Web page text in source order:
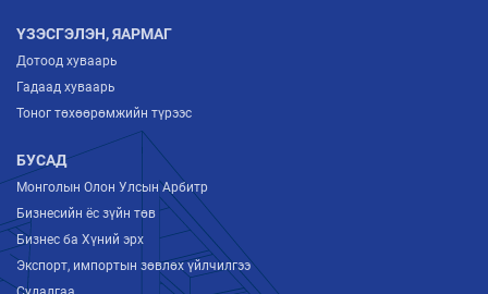
ҮЗЭСГЭЛЭН, ЯАРМАГ
Дотоод хуваарь
Гадаад хуваарь
Тоног төхөөрөмжийн түрээс
БУСАД
Монголын Олон Улсын Арбитр
Бизнесийн ёс зүйн төв
Бизнес ба Хүний эрх
Экспорт, импортын зөвлөх үйлчилгээ